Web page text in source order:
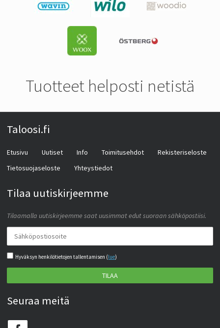
Tuotteet helposti netistä
Taloosi.fi
Etusivu Uutiset Info Toimitusehdot
Rekisteriseloste
Tietosuojaseloste
Yhteystiedot
Tilaa uutiskirjeemme
Tilaamalla uutiskirjeemme saat uusimmat edut suoraan sähköpostiisi.
Hyväksyn henkilötietojen tallentamisen (lue)
TILAA
Seuraa meitä